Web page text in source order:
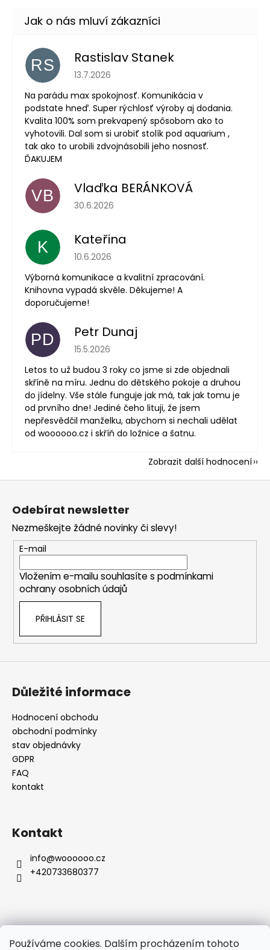
Používáme cookies. Dalším procházením tohoto
RS Rastislav Stanek
Hodnocení obchodu je 5 z 5 hvězdiček.
13.7.2026
Na parádu max spokojnosť. Komunikácia v
podstate hneď. Super rýchlosť výroby aj dodania.
Kvalita 100% som prekvapený spôsobom ako to
vyhotovili. Dal som si urobiť stolík pod aquarium ,
tak ako to urobili zdvojnásobili jeho nosnosť.
ĎAKUJEM
VB Vlaďka BERÁNKOVÁ
Hodnocení obchodu je 5 z 5 hvězdiček.
30.6.2026
K Kateřina
Hodnocení obchodu je 5 z 5 hvězdiček.
10.6.2026
Výborná komunikace a kvalitní zpracování.
Knihovna vypadá skvěle. Děkujeme! A
doporučujeme!
PD Petr Dunaj
Hodnocení obchodu je 5 z 5 hvězdiček.
15.5.2026
Letos to už budou 3 roky co jsme si zde objednali
skříně na míru. Jednu do dětského pokoje a druhou
do jídelny. Vše stále funguje jak má, tak jak tomu je
od prvního dne! Jediné čeho lituji, že jsem
nepřesvědčil manželku, abychom si nechali udělat
od woooooo.cz i skříň do ložnice a šatnu.
Zobrazit další hodnocení
Z
Odebírat newsletter
Nezmeškejte žádné novinky či slevy!
E-mail
Vložením e-mailu souhlasíte s podmínkami
ochrany osobních údajů
PŘIHLÁSIT SE
Důležité informace
Hodnocení obchodu
obchodní podmínky
stav objednávky
GDPR
FAQ
kontakt
Kontakt
info@woooooo.cz
+420733680377
Přijímáme online platby